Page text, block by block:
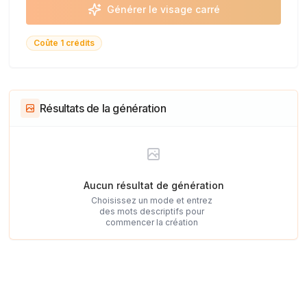
Générer le visage carré
Coûte 1 crédits
Résultats de la génération
Aucun résultat de génération
Choisissez un mode et entrez
des mots descriptifs pour
commencer la création